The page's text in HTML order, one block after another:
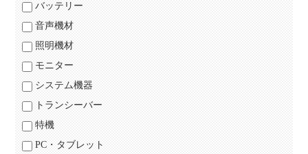
バッテリー
音声機材
照明機材
モニター
システム機器
トランシーバー
特機
PC・タブレット